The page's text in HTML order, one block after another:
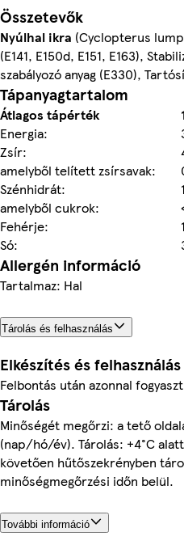
Összetevők
Nyúlhal ikra (Cyclopterus
(E141, E150d, E151, E163),
szabályozó anyag (E330),
Tápanyagtartalom
Átlagos tápérték
Energia:
Zsír:
amelyből telített zsírsavak:
Szénhidrát:
amelyből cukrok:
Fehérje:
Só:
Allergén információ
Tartalmaz: Hal
Tárolás és felhasználás
Elkészítés és felhasználás
Felbontás után azonnal
Tárolás
Minőségét megőrzi: a tető
(nap/hó/év). Tárolás: +4°C
követően hűtőszekrényben
minőségmegőrzési időn belül.
További információ